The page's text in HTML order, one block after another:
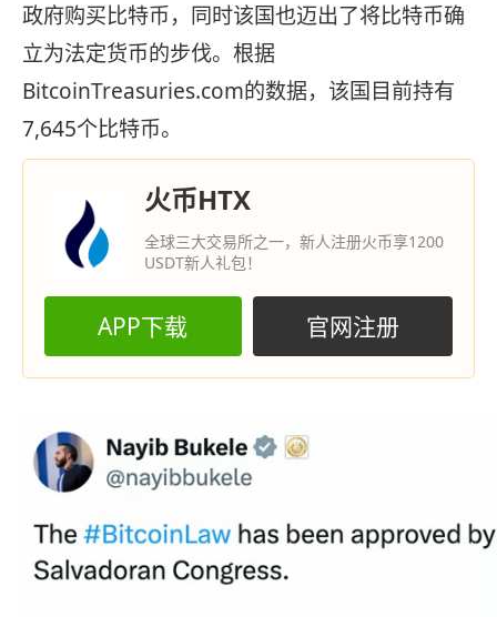
政府购买比特币，同时该国也迈出了将比特币确
立为法定货币的步伐。根据
BitcoinTreasuries.com的数据，该国目前持有
7,645个比特币。
火币HTX
全球三大交易所之一，新人注册火币享1200
USDT新人礼包！
APP下载 官网注册